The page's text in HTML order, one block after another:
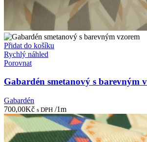
Přidat do košíku
Rychlý náhled
Porovnat
Gabardén smetanový s barevným
Gabardén
700,00Kč s DPH /1m